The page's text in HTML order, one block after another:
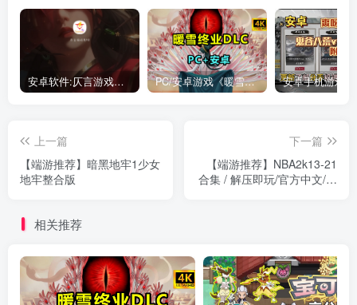
安卓软件:仄言游戏库4.0APP全新上架了！没有下的赶紧下载呀！ PC/安卓游戏《暖雪最新v3.1.0.1》终业DLC整合版！
上一篇
【端游推荐】暗黑地牢1少女
地牢整合版
下一篇
【端游推荐】NBA2k13-21
合集 / 解压即玩/官方中文/最
相关推荐